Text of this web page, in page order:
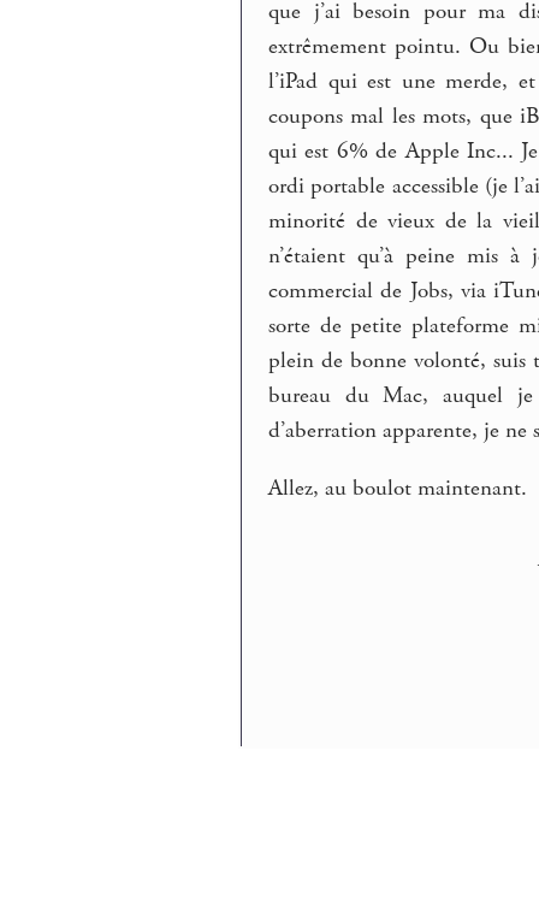
que j’ai besoin pour ma
extrêmement pointu. Ou
l’iPad qui est une merde,
coupons mal les mots, que
qui est 6% de Apple Inc...
ordi portable accessible (je
minorité de vieux de la
n’étaient qu’à peine mis
commercial de Jobs, via
sorte de petite plateforme
plein de bonne volonté, suis
bureau du Mac, auquel
d’aberration apparente, je ne
Allez, au boulot maintenant.